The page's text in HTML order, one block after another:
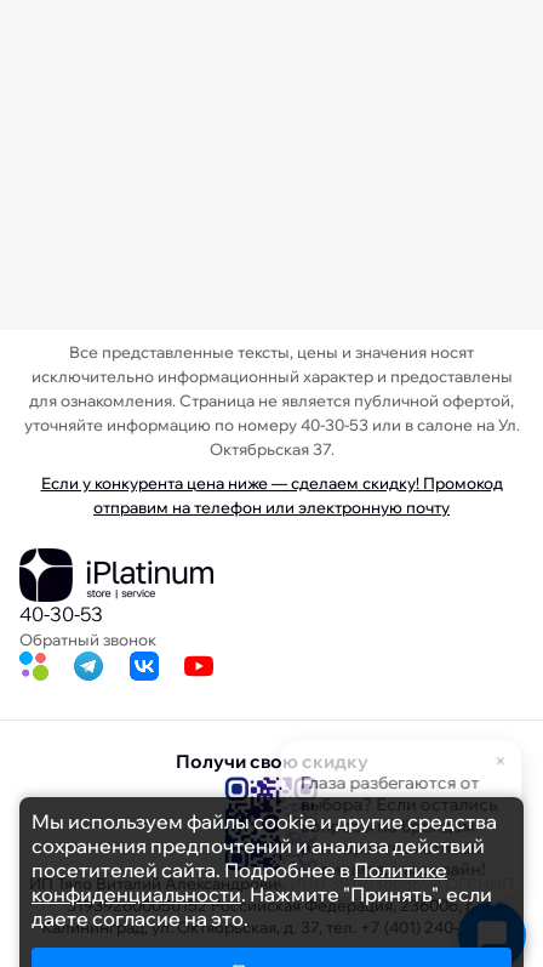
Все представленные тексты, цены и значения носят
исключительно информационный характер и предоставлены
для ознакомления. Страница не является публичной офертой,
уточняйте информацию по номеру 40-30-53 или в салоне на Ул.
Октябрьская 37.
Если у конкурента цена ниже — сделаем скидку! Промокод
отправим на телефон или электронную почту
40-30-53
Обратный звонок
Получи свою скидку
ИП Тяло Виталий Александрович ИНН 391103608694 ОГРНИП
319392600050152 Российская Федерация, 236006, г.
Калининград, ул. Октябрьская, д. 37, тел. +7 (401) 240-30-53
Мы используем файлы cookie и другие средства
сохранения предпочтений и анализа действий
посетителей сайта. Подробнее вПолитике
конфиденциальности. Нажмите "Принять", если
даете согласие на это.
×
Глаза разбегаются от
выбора? Если остались
вопросы по брендам
или характеристикам
— пишите, мы онлайн!